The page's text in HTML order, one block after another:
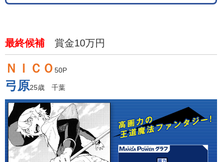
最終候補 賞金10万円
ＮＩＣＯ 50P
弓原25歳 千葉